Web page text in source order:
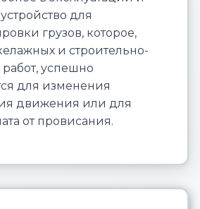
для
грузов, которое,
и строительно-
успешно
для изменения
движения или для
от провисания.